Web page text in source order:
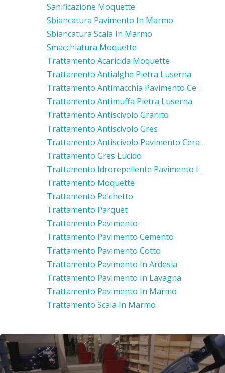
Sanificazione Moquette
Sbiancatura Pavimento In Marmo
Sbiancatura Scala In Marmo
Smacchiatura Moquette
Trattamento Acaricida Moquette
Trattamento Antialghe Pietra Luserna
Trattamento Antimacchia Pavimento Cemento
Trattamento Antimuffa Pietra Luserna
Trattamento Antiscivolo Granito
Trattamento Antiscivolo Gres
Trattamento Antiscivolo Pavimento Ceramica
Trattamento Gres Lucido
Trattamento Idrorepellente Pavimento In Cotto
Trattamento Moquette
Trattamento Palchetto
Trattamento Parquet
Trattamento Pavimento
Trattamento Pavimento Cemento
Trattamento Pavimento Cotto
Trattamento Pavimento In Ardesia
Trattamento Pavimento In Lavagna
Trattamento Pavimento In Marmo
Trattamento Scala In Marmo